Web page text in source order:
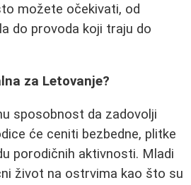
možete očekivati, od
do provoda koji traju do
za Letovanje?
sposobnost da zadovolji
će ceniti bezbedne, plitke
porodičnih aktivnosti. Mladi
život na ostrvima kao što su